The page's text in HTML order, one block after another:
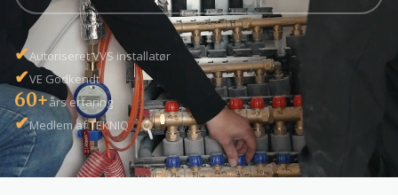
✔Autoriseret VVS installatør
✔VE Godkendt
60+års erfaring
✔Medlem af TEKNIQ